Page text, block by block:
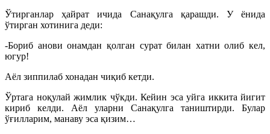
Ўтирганлар ҳайрат ичида Санақулга қарашди. У ёнида
ўтирган хотинига деди:
-Бориб анови онамдан қолган сурат билан хатни олиб кел,
югур!
Аёл зиппилаб хонадан чиқиб кетди.
Ўртага ноқулай жимлик чўкди. Кейин эса уйга иккита йигит
кириб келди. Аёл уларни Санақулга таништирди. Булар
ўғилларим, манаву эса қизим…